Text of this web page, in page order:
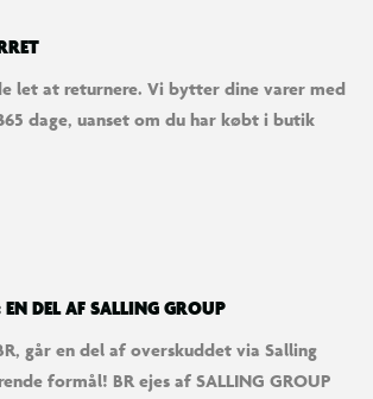
let at returnere. Vi bytter dine varer med
dage, uanset om du har købt i butik
EN DEL AF SALLING GROUP
går en del af overskuddet via Salling
formål! BR ejes af SALLING GROUP